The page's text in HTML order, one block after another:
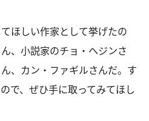
ほしい作家として挙げたの
、小説家のチョ・ヘジンさ
、カン・ファギルさんだ。す
で、ぜひ手に取ってみてほし